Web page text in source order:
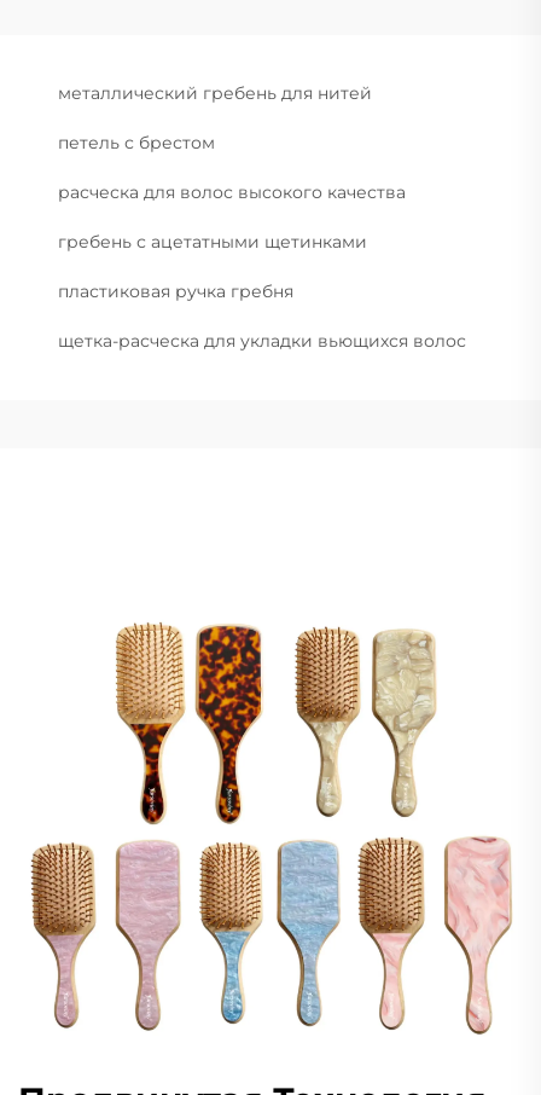
металлический гребень для нитей
петель с брестом
расческа для волос высокого качества
гребень с ацетатными щетинками
пластиковая ручка гребня
щетка-расческа для укладки вьющихся волос